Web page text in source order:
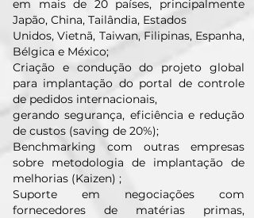
em mais de 20 países, principalmente
Japão, China, Tailândia, Estados
Unidos, Vietnã, Taiwan, Filipinas, Espanha,
Bélgica e México;
Criação e condução do projeto global
para implantação do portal de controle
de pedidos internacionais,
gerando segurança, eficiência e redução
de custos (saving de 20%);
Benchmarking com outras empresas
sobre metodologia de implantação de
melhorias (Kaizen) ;
Suporte em negociações com
fornecedores de matérias primas,